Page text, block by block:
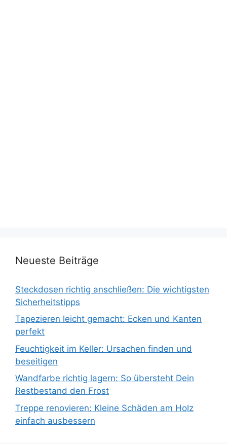
Neueste Beiträge
Steckdosen richtig anschließen: Die wichtigsten
Sicherheitstipps
Tapezieren leicht gemacht: Ecken und Kanten
perfekt
Feuchtigkeit im Keller: Ursachen finden und
beseitigen
Wandfarbe richtig lagern: So übersteht Dein
Restbestand den Frost
Treppe renovieren: Kleine Schäden am Holz
einfach ausbessern